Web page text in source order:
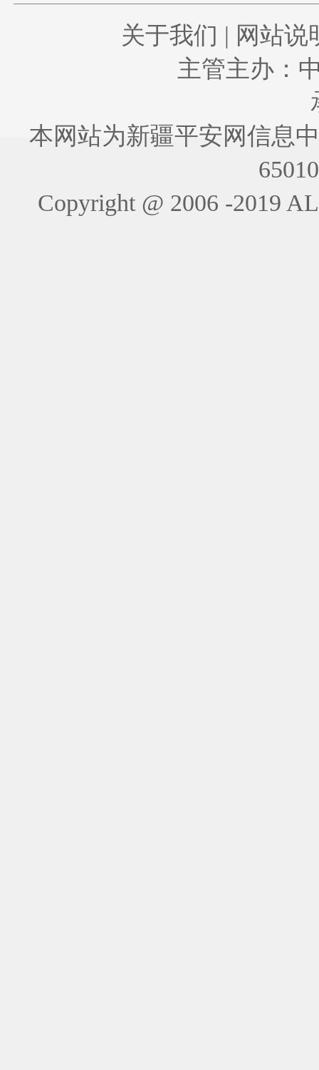
关于我们 | 网站说
主管主办：
本网站为新疆平安网信息
Copyright @ 2006 -2019